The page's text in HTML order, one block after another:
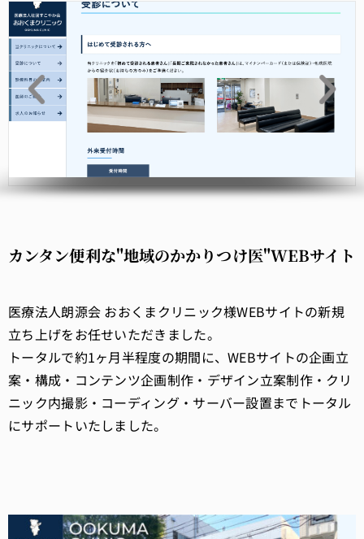
カンタン便利な"地域のかかりつけ医"WEBサイト
医療法人朗源会 おおくまクリニック様WEBサイトの新規
立ち上げをお任せいただきました。
トータルで約1ヶ月半程度の期間に、WEBサイトの企画立
案・構成・コンテンツ企画制作・デザイン立案制作・クリ
ニック内撮影・コーディング・サーバー設置までトータル
にサポートいたしました。